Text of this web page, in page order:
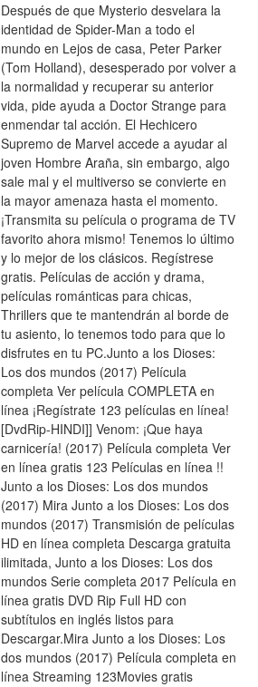
Después de que Mysterio desvelara la
identidad de Spider-Man a todo el
mundo en Lejos de casa, Peter Parker
(Tom Holland), desesperado por volver a
la normalidad y recuperar su anterior
vida, pide ayuda a Doctor Strange para
enmendar tal acción. El Hechicero
Supremo de Marvel accede a ayudar al
joven Hombre Araña, sin embargo, algo
sale mal y el multiverso se convierte en
la mayor amenaza hasta el momento.
¡Transmita su película o programa de TV
favorito ahora mismo! Tenemos lo último
y lo mejor de los clásicos. Regístrese
gratis. Películas de acción y drama,
películas románticas para chicas,
Thrillers que te mantendrán al borde de
tu asiento, lo tenemos todo para que lo
disfrutes en tu PC.Junto a los Dioses:
Los dos mundos (2017) Película
completa Ver película COMPLETA en
línea ¡Regístrate 123 películas en línea!
[DvdRip-HINDI]] Venom: ¡Que haya
carnicería! (2017) Película completa Ver
en línea gratis 123 Películas en línea !!
Junto a los Dioses: Los dos mundos
(2017) Mira Junto a los Dioses: Los dos
mundos (2017) Transmisión de películas
HD en línea completa Descarga gratuita
ilimitada, Junto a los Dioses: Los dos
mundos Serie completa 2017 Película en
línea gratis DVD Rip Full HD con
subtítulos en inglés listos para
Descargar.Mira Junto a los Dioses: Los
dos mundos (2017) Película completa en
línea Streaming 123Movies gratis